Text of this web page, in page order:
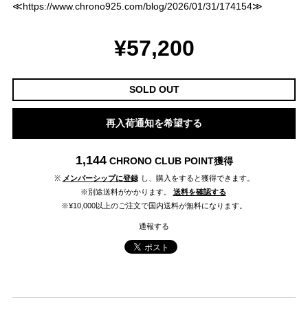
≪https://www.chrono925.com/blog/2026/01/31/174154≫
¥57,200
SOLD OUT
再入荷通知を希望する
1,144 CHRONO CLUB POINT獲得
※ メンバーシップに登録 し、購入をすると獲得できます。
※別途送料がかかります。
送料を確認する
※¥10,000以上のご注文で国内送料が無料になります。
通報する